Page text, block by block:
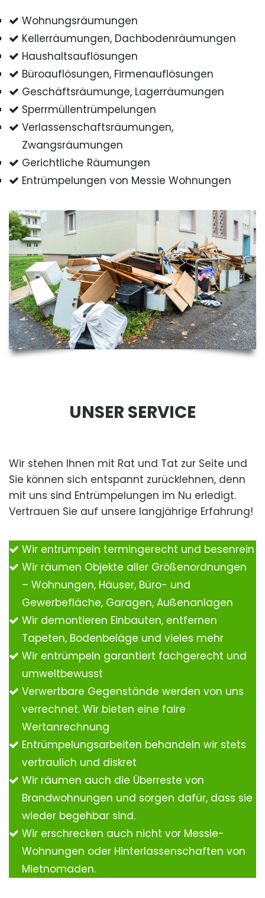
Wohnungsräumungen
Kellerräumungen, Dachbodenräumungen
Haushaltsauflösungen
Büroauflösungen, Firmenauflösungen
Geschäftsräumunge, Lagerräumungen
Sperrmüllentrümpelungen
Verlassenschaftsräumungen,
Zwangsräumungen
Gerichtliche Räumungen
Entrümpelungen von Messie Wohnungen
UNSER SERVICE
Wir stehen Ihnen mit Rat und Tat zur Seite und
Sie können sich entspannt zurücklehnen, denn
mit uns sind Entrümpelungen im Nu erledigt.
Vertrauen Sie auf unsere langjährige Erfahrung!
Wir entrümpeln termingerecht und besenrein
Wir räumen Objekte aller Größenordnungen
– Wohnungen, Häuser, Büro- und
Gewerbefläche, Garagen, Außenanlagen
Wir demontieren Einbauten, entfernen
Tapeten, Bodenbeläge und vieles mehr
Wir entrümpeln garantiert fachgerecht und
umweltbewusst
Verwertbare Gegenstände werden von uns
verrechnet. Wir bieten eine faire
Wertanrechnung
Entrümpelungsarbeiten behandeln wir stets
vertraulich und diskret
Wir räumen auch die Überreste von
Brandwohnungen und sorgen dafür, dass sie
wieder begehbar sind.
Wir erschrecken auch nicht vor Messie-
Wohnungen oder Hinterlassenschaften von
Mietnomaden.